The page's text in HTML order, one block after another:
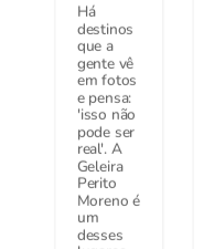
Há
destinos
que a
gente vê
em fotos
e pensa:
'isso não
pode ser
real'. A
Geleira
Perito
Moreno é
um
desses